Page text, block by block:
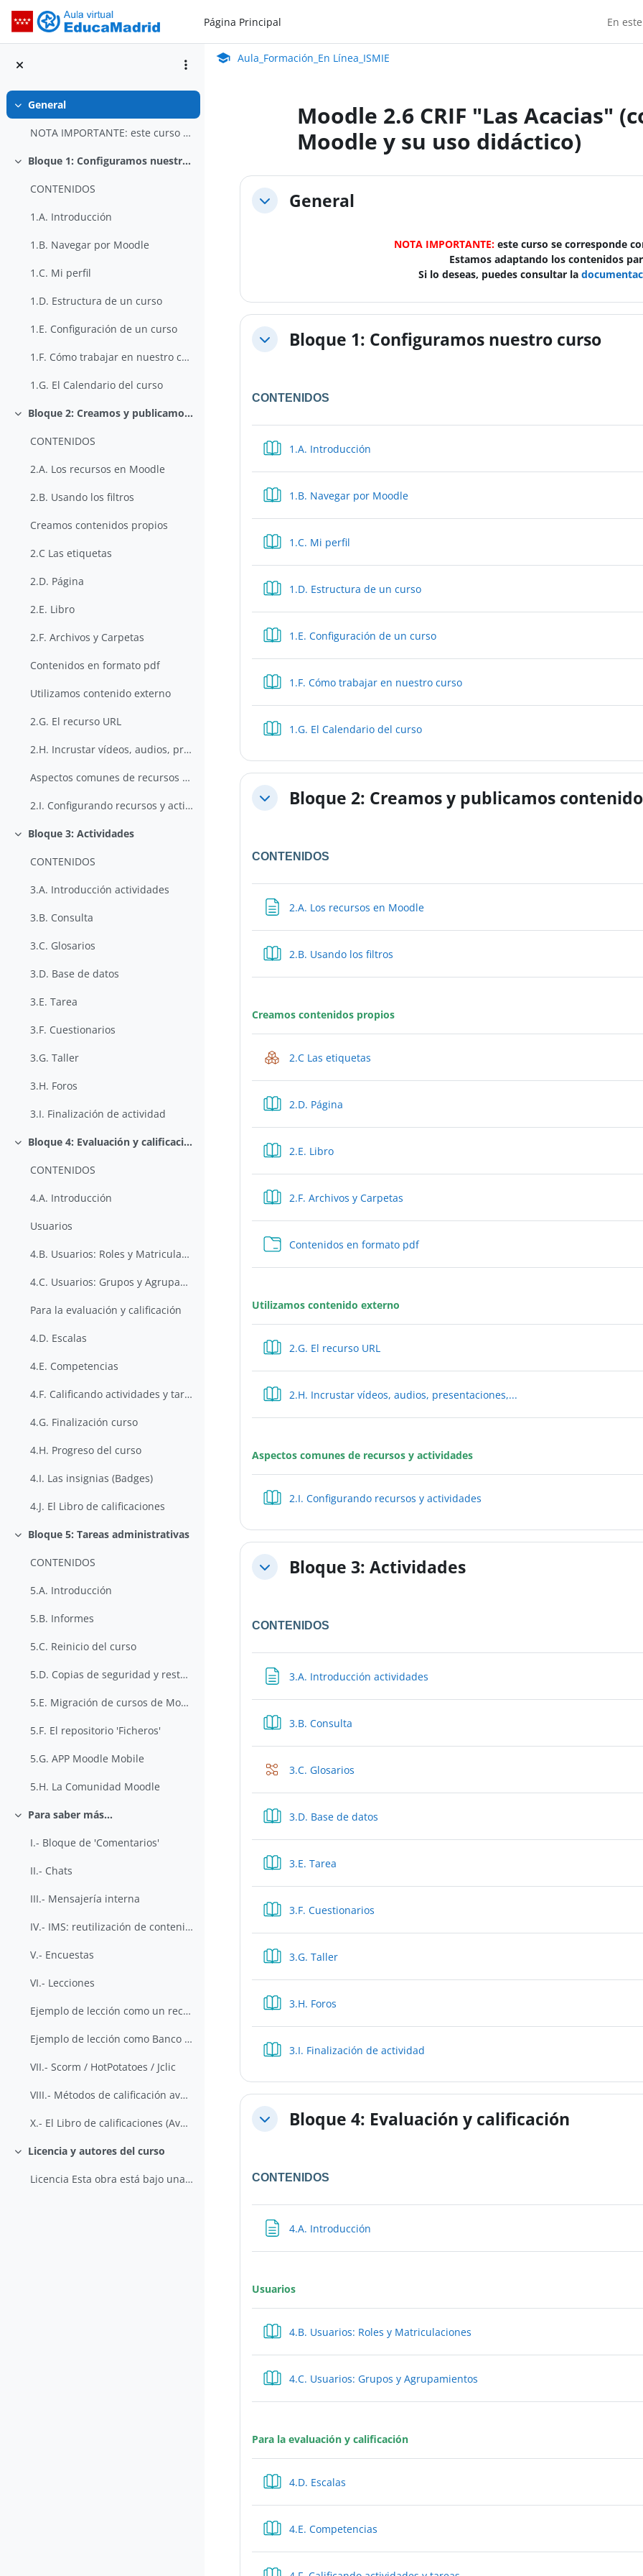
Aula_Formación_En Línea_ISMIEPágina Principal En
Colapsar
General
NOTA IMPORTANTE: este curso se corresponde con la ...
Colapsar Bloque 1: Configuramos nuestro curso
CONTENIDOS
1.A. Introducción
1.B. Navegar por Moodle
1.C. Mi perfil
1.D. Estructura de un curso
1.E. Configuración de un curso
1.F. Cómo trabajar en nuestro curso
1.G. El Calendario del curso
Colapsar Bloque 2: Creamos y publicamos contenidos
CONTENIDOS
2.A. Los recursos en Moodle
2.B. Usando los filtros
Creamos contenidos propios
2.C Las etiquetas
2.D. Página
2.E. Libro
2.F. Archivos y Carpetas
Contenidos en formato pdf
Utilizamos contenido externo
2.G. El recurso URL
2.H. Incrustar vídeos, audios, presentaciones,...
Aspectos comunes de recursos y actividades
2.I. Configurando recursos y actividades
Colapsar
Bloque 3: Actividades
CONTENIDOS
3.A. Introducción actividades
3.B. Consulta
3.C. Glosarios
3.D. Base de datos
3.E. Tarea
3.F. Cuestionarios
3.G. Taller
3.H. Foros
3.I. Finalización de actividad
Colapsar Bloque 4: Evaluación y calificación
CONTENIDOS
4.A. Introducción
Usuarios
4.B. Usuarios: Roles y Matriculaciones
4.C. Usuarios: Grupos y Agrupamientos
Para la evaluación y calificación
4.D. Escalas
4.E. Competencias
4.F. Calificando actividades y tareas
4.G. Finalización curso
4.H. Progreso del curso
4.I. Las insignias (Badges)
4.J. El Libro de calificaciones
Colapsar
Bloque 5: Tareas administrativas
CONTENIDOS
5.A. Introducción
5.B. Informes
5.C. Reinicio del curso
5.D. Copias de seguridad y restauración de cursos
5.E. Migración de cursos de Moodle 1.9 a Moodle 2.6
5.F. El repositorio 'Ficheros'
5.G. APP Moodle Mobile
5.H. La Comunidad Moodle
Colapsar
Para saber más...
I.- Bloque de 'Comentarios'
II.- Chats
III.- Mensajería interna
IV.- IMS: reutilización de contenidos (eXeLearning, Agrega,..)
V.- Encuestas
VI.- Lecciones
Ejemplo de lección como un recurso de lectura con diferentes itinerarios: El Renacimiento
Ejemplo de lección como Banco de preguntas: Antonio Machado: Vida y obra
VII.- Scorm / HotPotatoes / Jclic
VIII.- Métodos de calificación avanzados: Rúbricas y Guía de Evaluación
X.- El Libro de calificaciones (Avanzado)
Colapsar
Licencia y autores del curso
Licencia Esta obra está bajo una licencia de Creat...
Aula Virtual de EducaMadrid:
Aula_Formación_En Línea_ISMIE
Moodle 2.6 CRIF "Las Acacias"
Moodle y su uso didáctico)
Perfilado de sección
ColapsarGeneral
NOTA IMPORTANTE: este curso se corresponde
Estamos adaptando los contenidos
Si lo deseas, puedes consultar la
ColapsarBloque 1: Configuramos nuestro curso
CONTENIDOS
1.A. Introducción
1.B. Navegar por MoodleLibro
1.C. Mi perfil
1.D. Estructura de un cursoLibro
1.E. Configuración de un cursoLibro
1.F. Cómo trabajar en nuestro cursoLibro
1.G. El Calendario del cursoLibro
ColapsarBloque 2: Creamos y publicamos
CONTENIDOS
2.A. Los recursos en MoodlePágina
2.B. Usando los filtros
Creamos contenidos propios
2.C Las etiquetas
2.D. Página
2.E. Libro
2.F. Archivos y Carpetas
Contenidos en formato pdfCarpeta
Utilizamos contenido externo
2.G. El recurso URL
2.H. Incrustar vídeos, audios, presentaciones,...
Aspectos comunes de recursos y actividades
2.I. Configurando recursos y actividades
ColapsarBloque 3: Actividades
CONTENIDOS
3.A. Introducción actividades
3.B. Consulta
3.C. Glosarios
3.D. Base de datos
3.E. Tarea
3.F. Cuestionarios
3.G. TallerLibro
3.H. Foros
3.I. Finalización de actividad
ColapsarBloque 4: Evaluación y calificación
CONTENIDOS
4.A. Introducción
Usuarios
4.B. Usuarios: Roles y Matriculaciones
4.C. Usuarios: Grupos y Agrupamientos
Para la evaluación y calificación
4.D. Escalas
4.E. Competencias